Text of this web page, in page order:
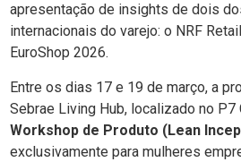
apresentação de insights de dois
internacionais do varejo: o NRF
EuroShop 2026.
Entre os dias 17 e 19 de março, a
Sebrae Living Hub, localizado no P7
Workshop de Produto (Lean
exclusivamente para mulheres